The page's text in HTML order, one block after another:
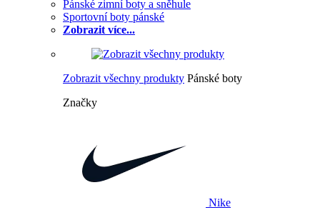
Pánské zimní boty a sněhule
Sportovní boty pánské
Zobrazit více...
Zobrazit všechny produkty Pánské boty
Značky
Nike